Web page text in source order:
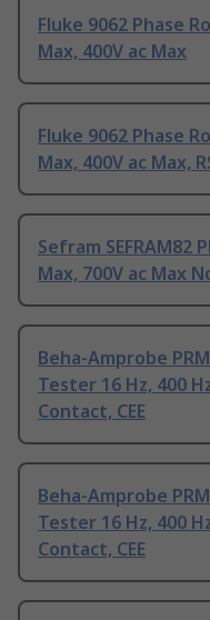
Fluke 9062 Phase
Max, 400V ac Max
Fluke 9062 Phase
Max, 400V ac Max,
Sefram SEFRAM82
Max, 700V ac Max
Beha-Amprobe
Tester 16 Hz, 400
Contact, CEE
Beha-Amprobe
Tester 16 Hz, 400
Contact, CEE